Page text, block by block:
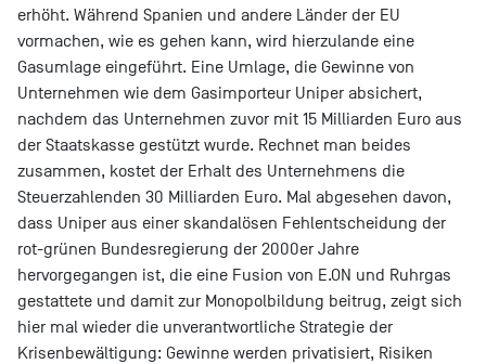
erhöht. Während Spanien und andere Länder der EU
vormachen, wie es gehen kann, wird hierzulande eine
Gasumlage eingeführt. Eine Umlage, die Gewinne von
Unternehmen wie dem Gasimporteur Uniper absichert,
nachdem das Unternehmen zuvor mit 15 Milliarden Euro aus
der Staatskasse gestützt wurde. Rechnet man beides
zusammen, kostet der Erhalt des Unternehmens die
Steuerzahlenden 30 Milliarden Euro. Mal abgesehen davon,
dass Uniper aus einer skandalösen Fehlentscheidung der
rot-grünen Bundesregierung der 2000er Jahre
hervorgegangen ist, die eine Fusion von E.ON und Ruhrgas
gestattete und damit zur Monopolbildung beitrug, zeigt sich
hier mal wieder die unverantwortliche Strategie der
Krisenbewältigung: Gewinne werden privatisiert, Risiken